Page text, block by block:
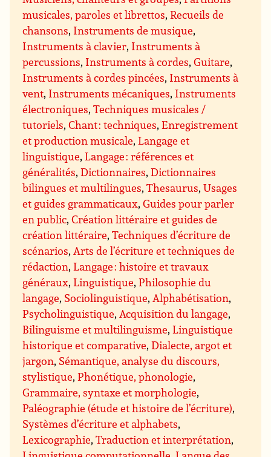
musicales, paroles et librettos,Recueils de
chansons, Instruments de musique,
Instruments à clavier, Instruments à
percussions, Instruments à cordes,Guitare,
Instruments à cordes pincées, Instruments à
vent, Instruments mécaniques, Instruments
électroniques,Techniques musicales /
tutoriels,Chant : techniques,Enregistrement
et production musicale,Langage et
linguistique,Langage : références et
généralités,Dictionnaires,Dictionnaires
bilingues et multilingues,Thesaurus,Usages
et guides grammaticaux,Guides pour parler
en public,Création littéraire et guides de
création littéraire,Techniques d’écriture de
scénarios,Arts de l’écriture et techniques de
rédaction,Langage : histoire et travaux
généraux,Linguistique,Philosophie du
langage, Sociolinguistique,Alphabétisation,
Psycholinguistique,Acquisition du langage,
Bilinguisme et multilinguisme,Linguistique
historique et comparative,Dialecte, argot et
jargon, Sémantique, analyse du discours,
stylistique,Phonétique, phonologie,
Grammaire, syntaxe et morphologie,
Paléographie (étude et histoire de l’écriture),
Systèmes d’écriture et alphabets,
Lexicographie,Traduction et interprétation,